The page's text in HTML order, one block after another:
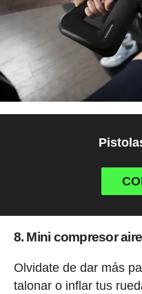
8. Mini compresor
Olvidate de dar más
talonar o inflar tus